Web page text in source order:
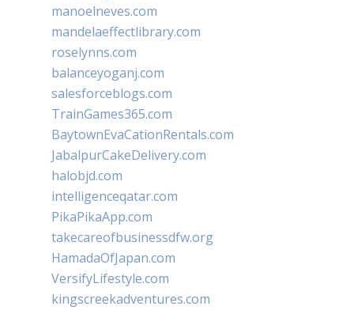
manoelneves.com
mandelaeffectlibrary.com
roselynns.com
balanceyoganj.com
salesforceblogs.com
TrainGames365.com
BaytownEvaCationRentals.com
JabalpurCakeDelivery.com
halobjd.com
intelligenceqatar.com
PikaPikaApp.com
takecareofbusinessdfw.org
HamadaOfJapan.com
VersifyLifestyle.com
kingscreekadventures.com